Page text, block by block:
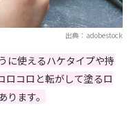
出典：adobestock
に使えるハケタイプや持
ロコロと転がして塗るロ
ます。